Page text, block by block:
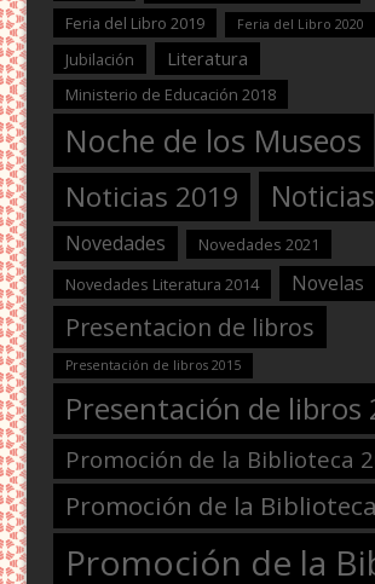
Feria del Libro 2019 Feria del Libro 2020
Jubilación
Literatura
Ministerio de Educación 2018
Noche de los Museos
Noticias 2019
Novedades
Novedades 2021
Novedades Literatura 2014
Novelas
Presentacion de libros
Presentación de libros 2015
Presentación de libros
Promoción de la Biblioteca
Promoción de la
Promoción de la